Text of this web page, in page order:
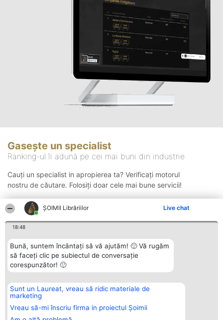
ȘOIMII Librăriilor Live chat
18:48
Bună, suntem încântați să vă ajutăm! 🙂 Vă rugăm
să faceți clic pe subiectul de conversație
corespunzător! 🙂
Sunt un Laureat, vreau să ridic materiale de
marketing
Vreau să-mi înscriu firma in proiectul Șoimii
Gasește un specialist
Ranking-ul îi adună pe cei mai buni din industrie
Cauți un specialist in apropierea ta? Verificați motorul
nostru de căutare. Folosiți doar cele mai bune servicii!
Organizator Ranking
BRIGHT SOLUTIONS BR SRL
Aleea Timisul De Sus 2 Bl. A30
Sc. A Et. 4 Ap. 13 Cod 061952
Plebiscyt
Lista Tuturor
Laureaților
Contact